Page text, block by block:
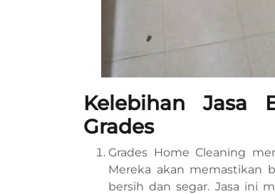
Kelebihan Jasa
Grades
Grades Home Cleaning
Mereka akan memastikan
bersih dan segar. Jasa ini